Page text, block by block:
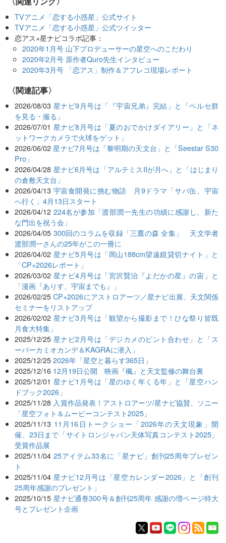
TVアニメ「恋する小惑星」公式サイト
TVアニメ「恋する小惑星」公式ツイッター
恋アス×星ナビコラボ記事：
2020年1月号 山下プロデューサーの星空へのこだわり
2020年2月号 原作者Quro先生インタビュー
2020年3月号 「恋アス」制作＆アフレコ現場レポート
関連記事
2026/08/03 星ナビ9月号は「『宇宙兄弟』完結」と「ペルセ群
を見る・撮る」
2026/07/01 星ナビ8月号は「夏のおでかけダイアリー」と「ネ
ットワークカメラで火球をゲット」
2026/06/02 星ナビ7月号は「黎明期の天文台」と「Seestar S30
Pro」
2026/04/28 星ナビ6月号は「アルテミスIIが月へ」と「はじまり
の倉敷天文台」
2026/04/13 宇宙食開発に挑む物語 月9ドラマ「サバ缶、宇宙
へ行く」4月13日スタート
2026/04/12 224名が参加「渡部潤一先生の功績に感謝し、新た
な門出を祝う会」
2026/04/05 300回のコラムを収録「三鷹の森 全集」 天文学者
渡部潤一さんの25年がこの一冊に
2026/04/02 星ナビ5月号は「岡山188cm望遠鏡貸切ナイト」と
「CP+2026レポート」
2026/03/02 星ナビ4月号は「宮沢賢治『よだかの星』の宙」と
「漫画『ありす、宇宙までも』」
2026/02/25 CP+2026にアストロアーツ／星ナビ出展、天文関係
セミナーをリストアップ
2026/02/02 星ナビ3月号は「観望から撮影まで！ひな祭り皆既
月食大特集」
2025/12/25 星ナビ2月号は「デジカメのピント合わせ」と「ス
ーパーカミオカンデ＆KAGRAに潜入」
2025/12/25 2026年「星空と暮らす365日」
2025/12/16 12月19日公開 映画『楓』と天文監修の舞台裏
2025/12/01 星ナビ1月号は「星のゆく年くる年」と「星空ハン
ドブック2026」
2025/11/28 入賞作品発表！アストロアーツ/星ナビ協賛、ソニー
「星空フォト＆ムービーコンテスト2025」
2025/11/13 11月16日トークショー「2026年の天文現象」開
催、23日まで「サイトロンジャパン天体写真コンテスト2025」
受賞作品展
2025/11/04 25アイテム33名に「星ナビ」創刊25周年プレゼン
ト
2025/11/04 星ナビ12月号は「星空カレンダー2026」と「創刊
25周年感謝のプレゼント」
2025/10/15 星ナビ通巻300号＆創刊25周年 感謝の増ページ特大
号とプレゼント企画